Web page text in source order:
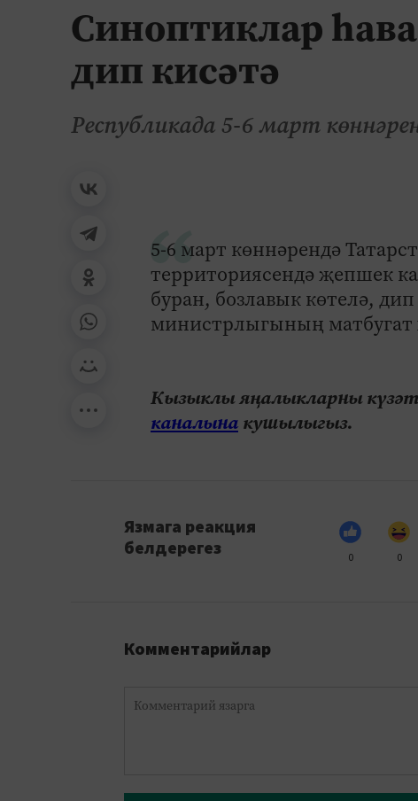
Синоптиклар
дип кисәтә
Республикада 5-6 март
5-6 март көннәрендә
территориясендә җепшек
буран, бозлавык көтелә,
министрлыгының матбугат
Кызыклы яңалыкларны
каналына кушылыгыз.
Язмага реакция
белдерегез
0 0
Комментарийлар